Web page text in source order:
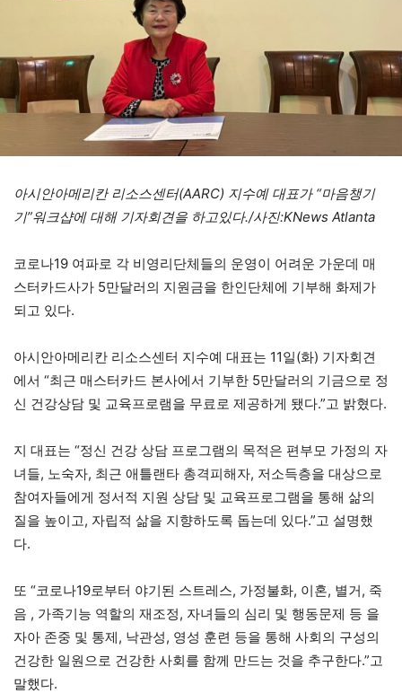
아시안아메리칸 리소스센터(AARC) 지수예 대표가 “마음챙기
기”워크샵에 대해 기자회견을 하고있다./사진:KNews Atlanta
코로나19 여파로 각 비영리단체들의 운영이 어려운 가운데 매
스터카드사가 5만달러의 지원금을 한인단체에 기부해 화제가
되고 있다.
아시안아메리칸 리소스센터 지수예 대표는 11일(화) 기자회견
에서 “최근 매스터카드 본사에서 기부한 5만달러의 기금으로 정
신 건강상담 및 교육프로램을 무료로 제공하게 됐다.”고 밝혔다.
지 대표는 “정신 건강 상담 프로그램의 목적은 편부모 가정의 자
녀들, 노숙자, 최근 애틀랜타 총격피해자, 저소득층을 대상으로
참여자들에게 정서적 지원 상담 및 교육프로그램을 통해 삶의
질을 높이고, 자립적 삶을 지향하도록 돕는데 있다.”고 설명했
다.
또 “코로나19로부터 야기된 스트레스, 가정불화, 이혼, 별거, 죽
음 , 가족기능 역할의 재조정, 자녀들의 심리 및 행동문제 등 을
자아 존중 및 통제, 낙관성, 영성 훈련 등을 통해 사회의 구성의
건강한 일원으로 건강한 사회를 함께 만드는 것을 추구한다.”고
말했다.